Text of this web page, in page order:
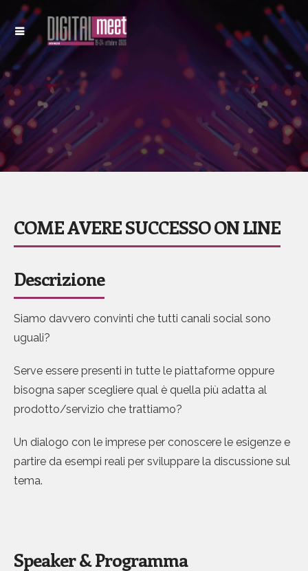
COME AVERE SUCCESSO ON LINE
Descrizione
Siamo davvero convinti che tutti canali social sono
uguali?
Serve essere presenti in tutte le piattaforme oppure
bisogna saper scegliere qual è quella più adatta al
prodotto/servizio che trattiamo?
Un dialogo con le imprese per conoscere le esigenze e
partire da esempi reali per sviluppare la discussione sul
tema.
Speaker & Programma